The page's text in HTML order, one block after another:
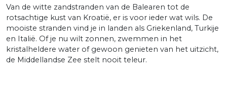
Van de witte zandstranden van de Balearen tot de
rotsachtige kust van Kroatië, er is voor ieder wat wils. De
mooiste stranden vind je in landen als Griekenland, Turkije
en Italië. Of je nu wilt zonnen, zwemmen in het
kristalheldere water of gewoon genieten van het uitzicht,
de Middellandse Zee stelt nooit teleur.